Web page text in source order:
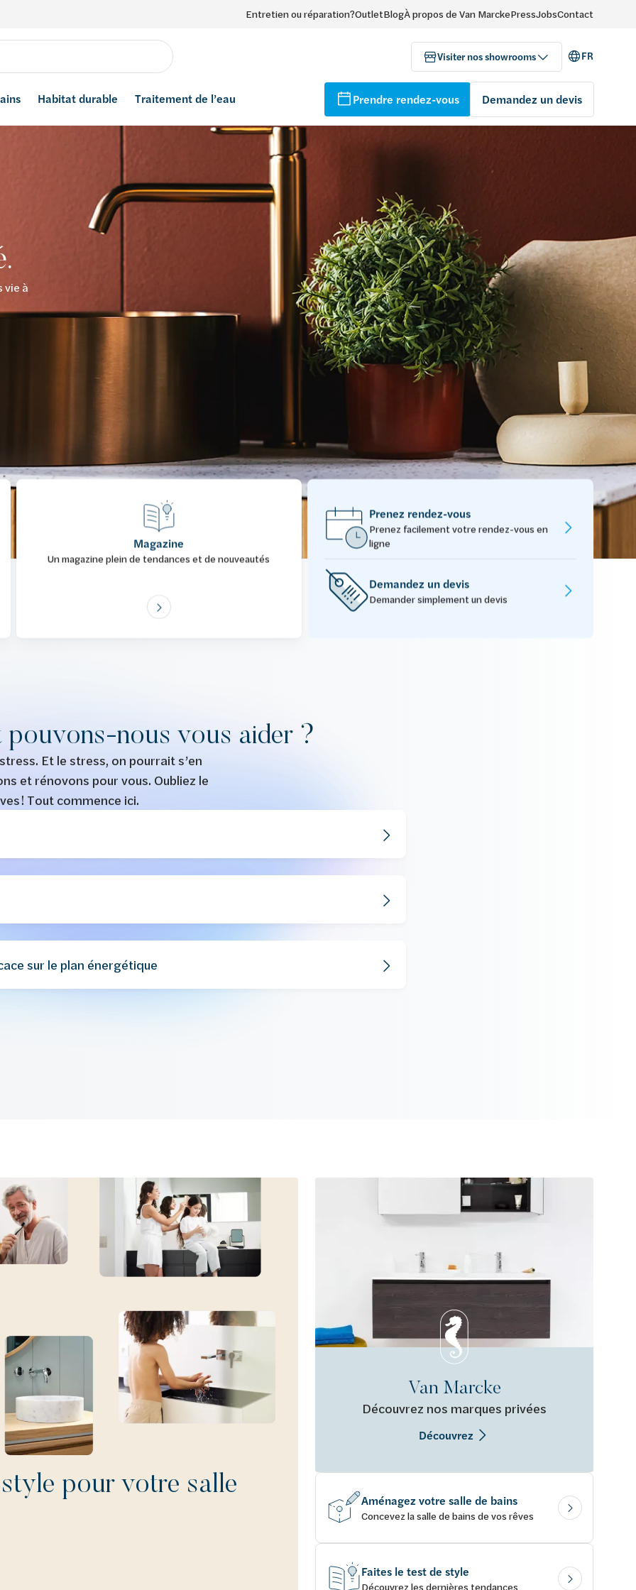
Entretien ou réparation?OutletBlogÀ propos de Van MarckePressJobsContact
Visiter nos showrooms FR
Habitat durable Traitement de l’eau Prendre rendez-vous Demandez un devis
vie à
Magazine
Un magazine plein de tendances et de nouveautés
Prenez rendez-vous
Prenez facilement votre rendez-vous en
ligne
Demandez un devis
Demander simplement un devis
pouvons-nous vous aider ?
Et le stress, on pourrait s’en
et rénovons pour vous. Oubliez le
! Tout commence ici.
sur le plan énergétique
pour votre salle
Van Marcke
Découvrez nos marques privées
Découvrez
Aménagez votre salle de bains
Concevez la salle de bains de vos rêves
Faites le test de style
Découvrez les dernières tendances